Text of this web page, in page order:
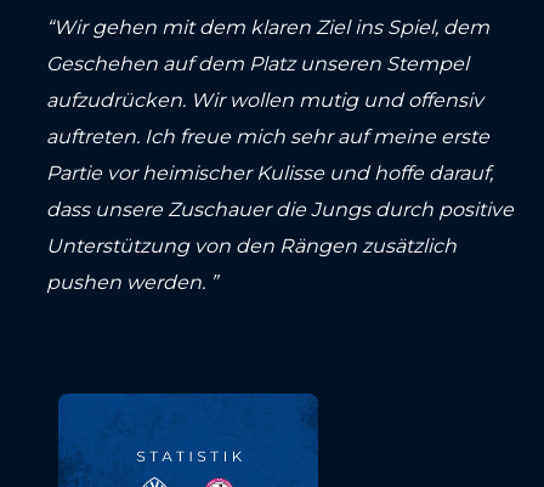
“Wir gehen mit dem klaren Ziel ins Spiel, dem
Geschehen auf dem Platz unseren Stempel
aufzudrücken. Wir wollen mutig und offensiv
auftreten. Ich freue mich sehr auf meine erste
Partie vor heimischer Kulisse und hoffe darauf,
dass unsere Zuschauer die Jungs durch positive
Unterstützung von den Rängen zusätzlich
pushen werden. ”